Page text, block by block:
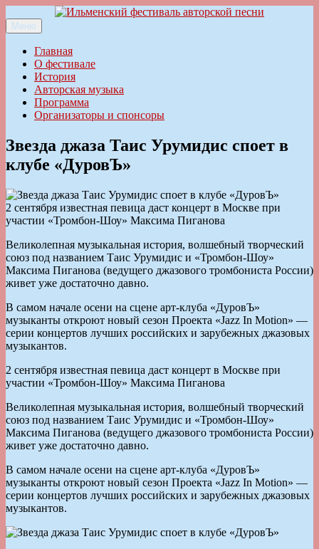
к
содержимому
Ильменский фестиваль авторской песни
Меню
Главная
О фестивале
История
Авторская музыка
Программа
Организаторы и спонсоры
Звезда джаза Таис Урумидис споет в
клубе «ДуровЪ»
2 сентября известная певица даст концерт в Москве при
участии «Тромбон-Шоу» Максима Пиганова
Великолепная музыкальная история, волшебный творческий
союз под названием Таис Урумидис и «Тромбон-Шоу»
Максима Пиганова (ведущего джазового тромбониста России)
живет уже достаточно давно.
В самом начале осени на сцене арт-клуба «ДуровЪ»
музыканты откроют новый сезон Проекта «Jazz In Motion» —
серии концертов лучших российских и зарубежных джазовых
музыкантов.
2 сентября известная певица даст концерт в Москве при
участии «Тромбон-Шоу» Максима Пиганова
Великолепная музыкальная история, волшебный творческий
союз под названием Таис Урумидис и «Тромбон-Шоу»
Максима Пиганова (ведущего джазового тромбониста России)
живет уже достаточно давно.
В самом начале осени на сцене арт-клуба «ДуровЪ»
музыканты откроют новый сезон Проекта «Jazz In Motion» —
серии концертов лучших российских и зарубежных джазовых
музыкантов.